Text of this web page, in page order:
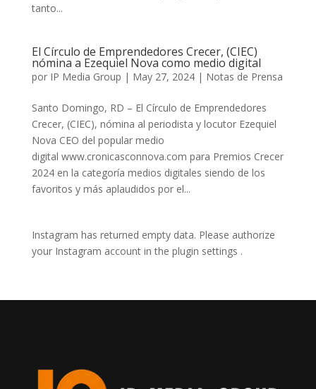
tanto...
El Círculo de Emprendedores Crecer, (CIEC)
nómina a Ezequiel Nova como medio digital
por IP Media Group | May 27, 2024| Notas de Prensa
Santo Domingo, RD – El Círculo de Emprendedores
Crecer, (CIEC), nómina al periodista y locutor Ezequiel
Nova CEO del popular medio
digital www.cronicasconnova.com para Premios Crecer
2024 en la categoría medios digitales siendo de los
favoritos y más aplaudidos por el...
Instagram has returned empty data. Please authorize
your Instagram account in the plugin settings .